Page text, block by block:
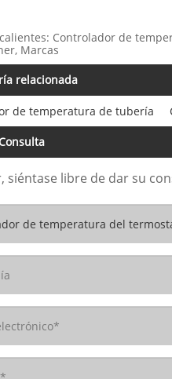
Controlador de
Marcas
relacionada
de temperatura de tubería
siéntase libre de dar su